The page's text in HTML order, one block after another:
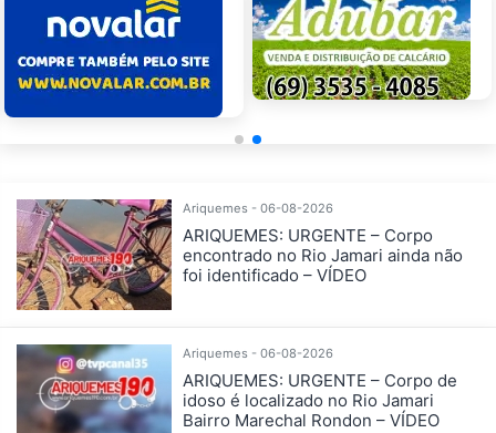
Ariquemes - 06-08-2026
ARIQUEMES: URGENTE – Corpo
encontrado no Rio Jamari ainda não
foi identificado – VÍDEO
Ariquemes - 06-08-2026
ARIQUEMES: URGENTE – Corpo de
idoso é localizado no Rio Jamari
Bairro Marechal Rondon – VÍDEO